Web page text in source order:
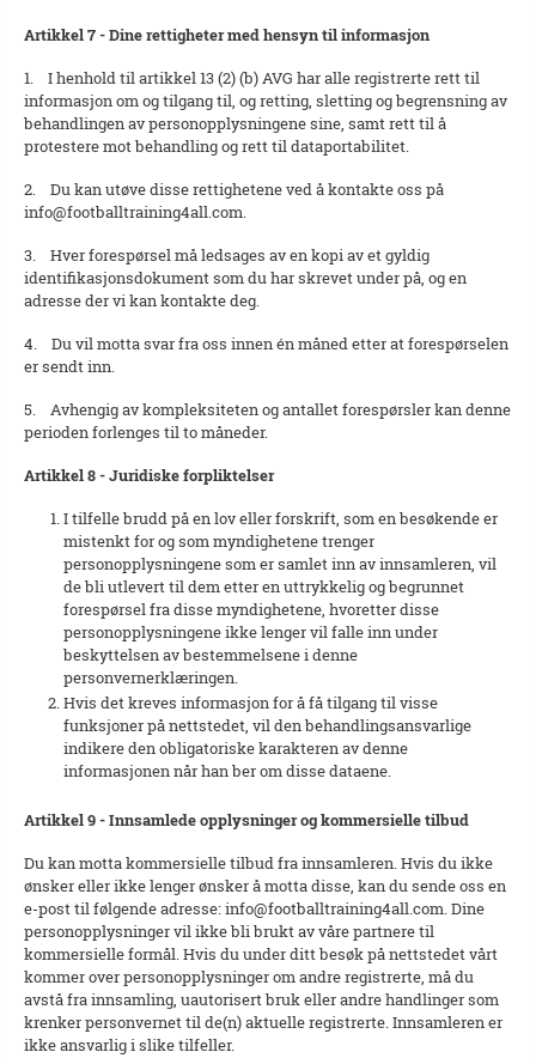
Artikkel 7 - Dine rettigheter med hensyn til informasjon
1. I henhold til artikkel 13 (2) (b) AVG har alle registrerte rett til
informasjon om og tilgang til, og retting, sletting og begrensning av
behandlingen av personopplysningene sine, samt rett til å
protestere mot behandling og rett til dataportabilitet.
2. Du kan utøve disse rettighetene ved å kontakte oss på
info@footballtraining4all.com.
3. Hver forespørsel må ledsages av en kopi av et gyldig
identifikasjonsdokument som du har skrevet under på, og en
adresse der vi kan kontakte deg.
4. Du vil motta svar fra oss innen én måned etter at forespørselen
er sendt inn.
5. Avhengig av kompleksiteten og antallet forespørsler kan denne
perioden forlenges til to måneder.
Artikkel 8 - Juridiske forpliktelser
I tilfelle brudd på en lov eller forskrift, som en besøkende er
mistenkt for og som myndighetene trenger
personopplysningene som er samlet inn av innsamleren, vil
de bli utlevert til dem etter en uttrykkelig og begrunnet
forespørsel fra disse myndighetene, hvoretter disse
personopplysningene ikke lenger vil falle inn under
beskyttelsen av bestemmelsene i denne
personvernerklæringen.
Hvis det kreves informasjon for å få tilgang til visse
funksjoner på nettstedet, vil den behandlingsansvarlige
indikere den obligatoriske karakteren av denne
informasjonen når han ber om disse dataene.
Artikkel 9 - Innsamlede opplysninger og kommersielle tilbud
Du kan motta kommersielle tilbud fra innsamleren. Hvis du ikke
ønsker eller ikke lenger ønsker å motta disse, kan du sende oss en
e-post til følgende adresse: info@footballtraining4all.com. Dine
personopplysninger vil ikke bli brukt av våre partnere til
kommersielle formål. Hvis du under ditt besøk på nettstedet vårt
kommer over personopplysninger om andre registrerte, må du
avstå fra innsamling, uautorisert bruk eller andre handlinger som
krenker personvernet til de(n) aktuelle registrerte. Innsamleren er
ikke ansvarlig i slike tilfeller.